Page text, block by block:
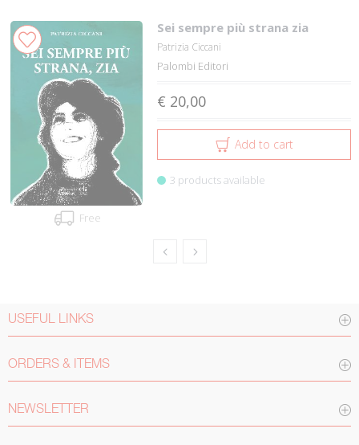
Free
Sei sempre più strana zia
Patrizia Ciccani
Palombi Editori
€ 20,00
Add to cart
3 products available
USEFUL LINKS
ORDERS & ITEMS
NEWSLETTER